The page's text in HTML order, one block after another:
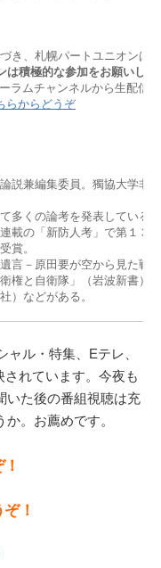
ャンネルから生配信を
らからどうぞ
編集委員。獨協大学非常
くの論考を発表している。
「新防人考」で第１３回
。
原田要が空から見た戦争
と自衛隊」（岩波新書）
などがある。
ル・特集、Eテレ、
れています。今夜も
いた後の番組視聴は充
。お薦めです。
！